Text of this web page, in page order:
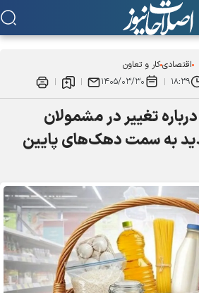
اقتصادیکار و تعاون
۱۸:۳۹ ۱۴۰۵/۰۳/۳۰
تغییر در مشمولان
به سمت دهک‌های پایین